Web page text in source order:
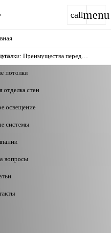
callmenu
потолки
отделка стен
освещение
системы
вопросы
Преимущества перед
пространства